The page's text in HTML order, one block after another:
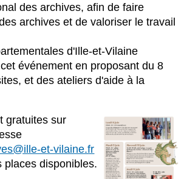
des archives, afin de faire
archives et de valoriser le travail
d'Ille-et-Vilaine
événement en proposant du 8
et des ateliers d'aide à la
gratuites sur
et-vilaine.fr
places disponibles.